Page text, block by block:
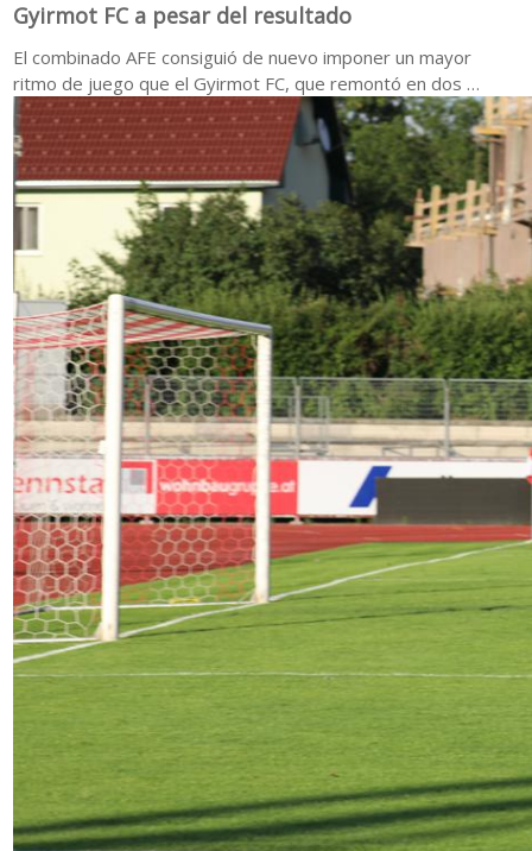
Gyirmot FC a pesar del resultado
El combinado AFE consiguió de nuevo imponer un mayor
ritmo de juego que el Gyirmot FC, que remontó en dos …